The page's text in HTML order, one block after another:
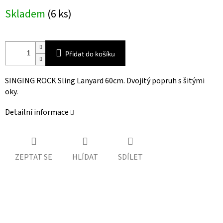
cena:
Skladem (6 ks)
Přidat do košíku
SINGING ROCK Sling Lanyard 60cm. Dvojitý popruh s šitými
oky.
Detailní informace
ZEPTAT SE HLÍDAT SDÍLET